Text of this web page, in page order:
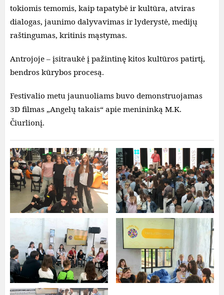
tokiomis temomis, kaip tapatybė ir kultūra, atviras
dialogas, jaunimo dalyvavimas ir lyderystė, medijų
raštingumas, kritinis mąstymas.
Antrojoje – įsitraukė į pažintinę kitos kultūros patirtį,
bendros kūrybos procesą.
Festivalio metu jaunuoliams buvo demonstruojamas
3D filmas „Angelų takais“ apie menininką M.K.
Čiurlionį.